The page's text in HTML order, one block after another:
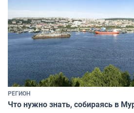
РЕГИОН
Что нужно знать, собираясь в